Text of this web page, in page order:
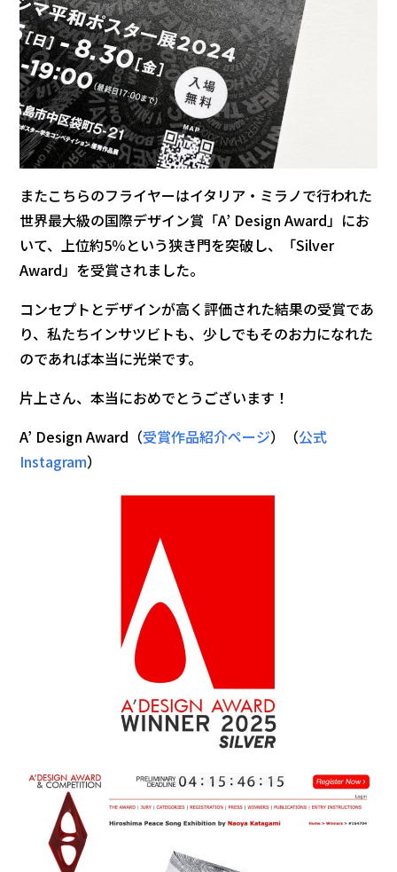
またこちらのフライヤーはイタリア・ミラノで行われた
世界最大級の国際デザイン賞「A’ Design Award」にお
いて、上位約5％という狭き門を突破し、「Silver
Award」を受賞されました。
コンセプトとデザインが高く評価された結果の受賞であ
り、私たちインサツビトも、少しでもそのお力になれた
のであれば本当に光栄です。
片上さん、本当におめでとうございます！
A’ Design Award（受賞作品紹介ページ）（公式
Instagram）